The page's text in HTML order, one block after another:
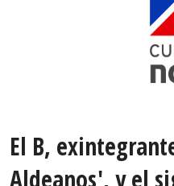
El B,
Aldeanos', y el